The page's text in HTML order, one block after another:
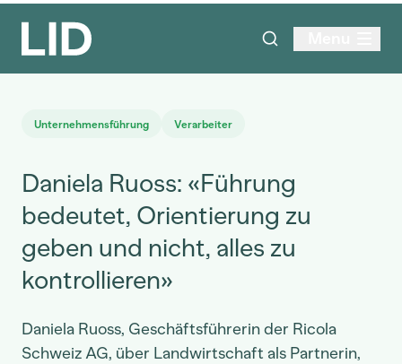
Unternehmensführung Verarbeiter
Daniela Ruoss: «Führung
bedeutet, Orientierung zu
geben und nicht, alles zu
kontrollieren»
Daniela Ruoss, Geschäftsführerin der Ricola
Schweiz AG, über Landwirtschaft als Partnerin,